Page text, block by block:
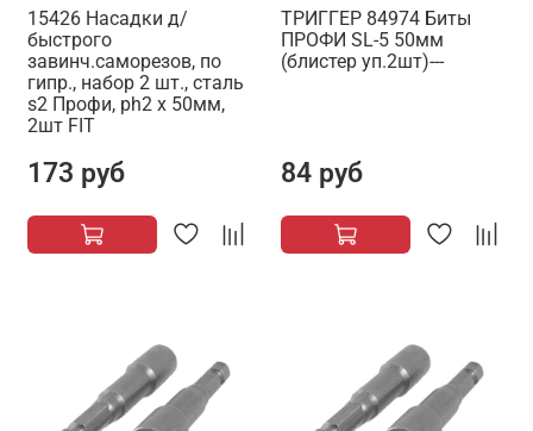
15426 Насадки д/
быстрого
завинч.саморезов, по
гипр., набор 2 шт., сталь
s2 Профи, ph2 x 50мм,
2шт FIT
173 руб
ТРИГГЕР 84974 Биты
ПРОФИ SL-5 50мм
(блистер уп.2шт)---
84 руб